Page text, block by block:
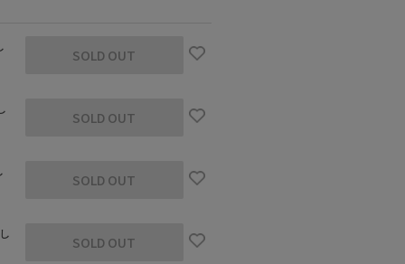
SOLD OUT
SOLD OUT
SOLD OUT
SOLD OUT